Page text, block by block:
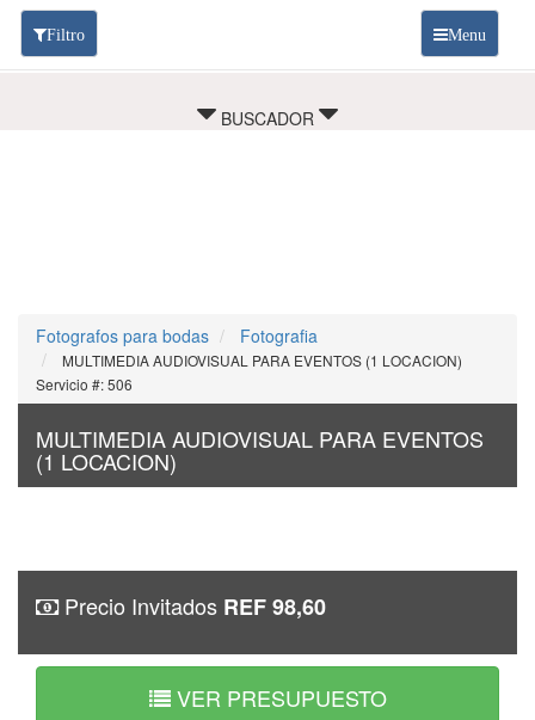
Filtro Menu
BUSCADOR
Fotografos para bodas Fotografia
MULTIMEDIA AUDIOVISUAL PARA EVENTOS (1 LOCACION)
Servicio #: 506
MULTIMEDIA AUDIOVISUAL PARA EVENTOS
(1 LOCACION)
Precio Invitados REF 98,60
VER PRESUPUESTO